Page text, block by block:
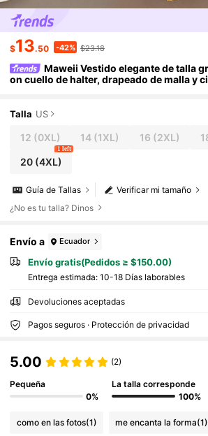
$13.50 -42% $23.18
Maweii Vestido elegante de talla
on cuello de halter, drapeado de malla y
Talla US
12 (0XL) 14 (1XL) 16 (2XL)
20(4XL)
1 left
Verificar mi tamaño
Guía de Tallas
¿No es tu talla? Dinos
Envío a Ecuador
Envío gratis(Pedidos ≥ $150.00)
Entrega estimada: 10-18 Días laborables
Devoluciones aceptadas
Pagos seguros · Protección de privacidad
5.00 (2)
Pequeña
0%
La talla corresponde
100%
como en las fotos(1) me encanta la forma(1)